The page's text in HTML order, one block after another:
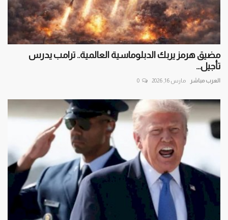
مضيق هرمز يربك الدبلوماسية العالمية.. ترامب يدرس
تأجيل...
العرب مباشر مارس 16, 2026 0